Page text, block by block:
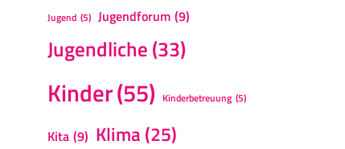
Jugend (5) Jugendforum (9)
Jugendliche(33)
Kinder(55) Kinderbetreuung (5)
Kita (9) Klima (25)